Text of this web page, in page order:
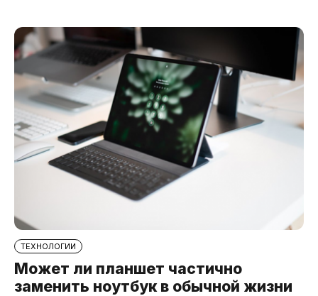
ТЕХНОЛОГИИ
Может ли планшет частично
заменить ноутбук в обычной жизни